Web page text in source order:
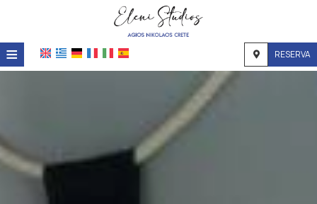
≡ RESERVA
Ubicación
Alojamiento
Instalaciones